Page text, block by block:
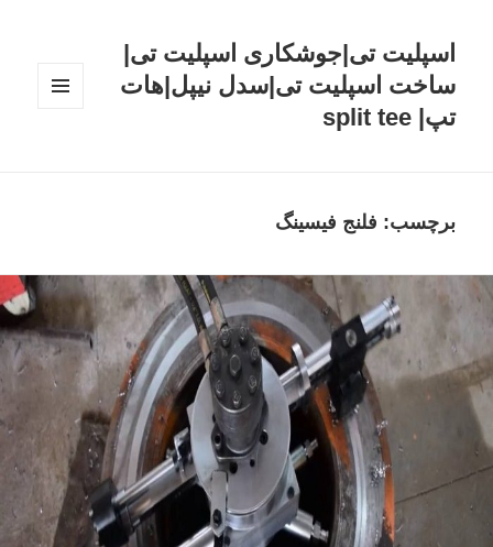
اسپلیت تی|جوشکاری اسپلیت تی|
ساخت اسپلیت تی|سدل نیپل|هات
تپ| split tee
برچسب: فلنج فیسینگ